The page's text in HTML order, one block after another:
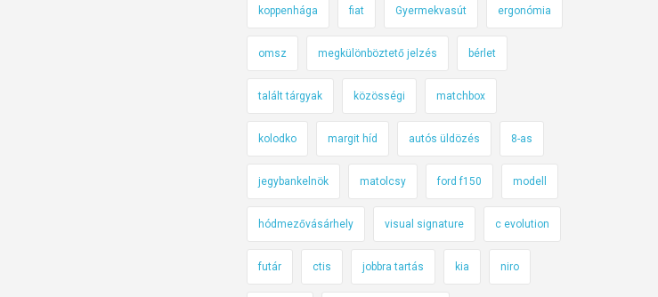
koppenhága fiat Gyermekvasút ergonómia
omsz megkülönböztető jelzés bérlet
talált tárgyak közösségi matchbox
kolodko margit híd autós üldözés 8-as
jegybankelnök matolcsy ford f150 modell
hódmezővásárhely visual signature c evolution
futár ctis jobbra tartás kia niro